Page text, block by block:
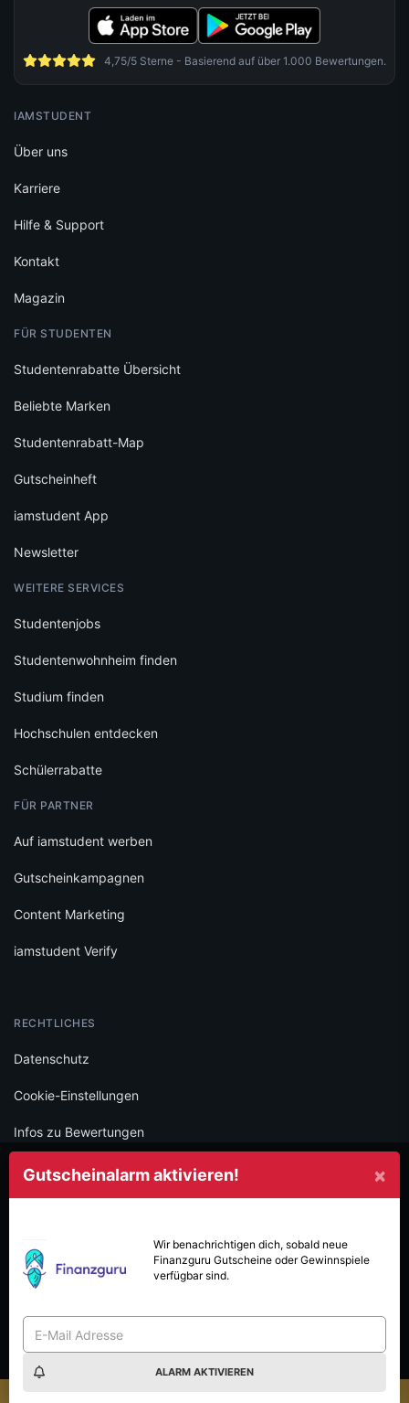
×
Gutscheinalarm aktivieren!
Wir benachrichtigen dich, sobald neue
Finanzguru Gutscheine oder Gewinnspiele
verfügbar sind.
ALARM AKTIVIEREN
4,75/5 Sterne - Basierend auf über 1.000 Bewertungen.
IAMSTUDENT
Über uns
Karriere
Hilfe & Support
Kontakt
Magazin
FÜR STUDENTEN
Studentenrabatte Übersicht
Beliebte Marken
Studentenrabatt-Map
Gutscheinheft
iamstudent App
Newsletter
WEITERE SERVICES
Studentenjobs
Studentenwohnheim finden
Studium finden
Hochschulen entdecken
Schülerrabatte
FÜR PARTNER
Auf iamstudent werben
Gutscheinkampagnen
Content Marketing
iamstudent Verify
RECHTLICHES
Datenschutz
Cookie-Einstellungen
Infos zu Bewertungen
AGB
Folge iamstudent und verpasse keine Deals mehr.
Made with
in Vienna.